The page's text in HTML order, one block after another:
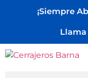
¡Siempre
Llama